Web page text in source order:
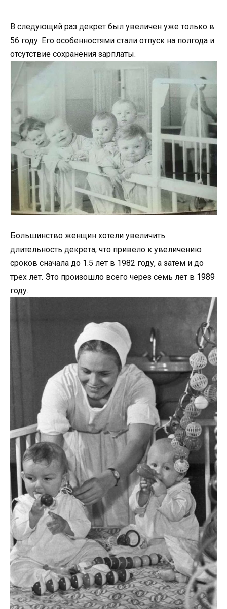
В следующий раз декрет был увеличен уже только в
56 году. Его особенностями стали отпуск на полгода и
отсутствие сохранения зарплаты.
Большинство женщин хотели увеличить
длительность декрета, что привело к увеличению
сроков сначала до 1.5 лет в 1982 году, а затем и до
трех лет. Это произошло всего через семь лет в 1989
году.